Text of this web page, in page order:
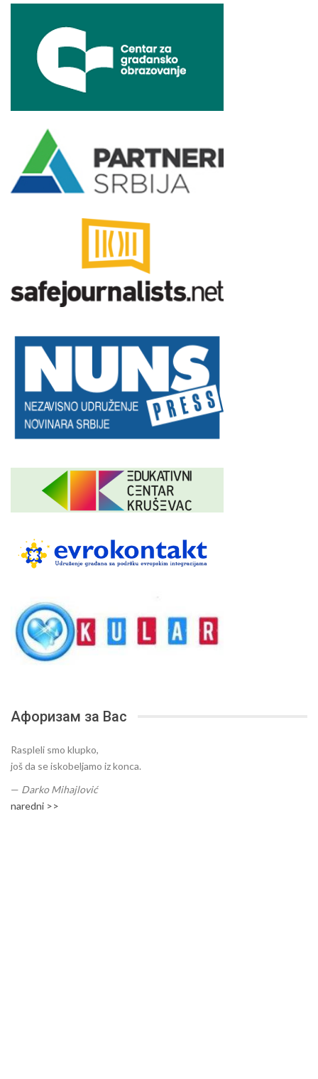
Афоризам за Вас
Raspleli smo klupko,
još da se iskobeljamo iz konca.
— Darko Mihajlović
naredni >>